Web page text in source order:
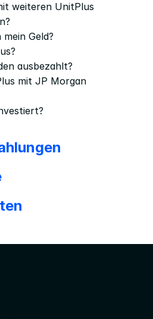
weiteren UnitPlus
Geld?
ausbezahlt?
mit JP Morgan